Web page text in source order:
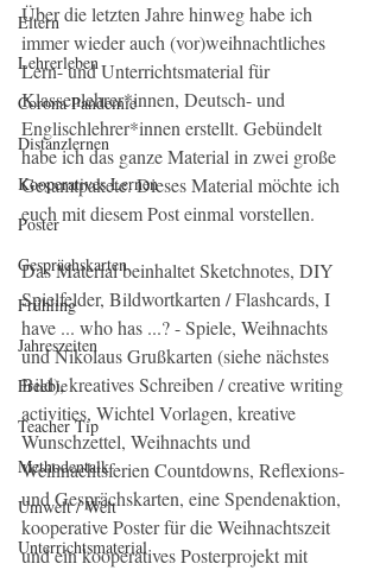
Eltern
Lehrerleben
Corona Pandemie
Distanzlernen
Kooperatives Lernen
Poster
Gesprächskarten
Frühling
Jahreszeiten
Freebie
Teacher Tip
Methodentalk
Umwelt / Welt
Unterrichtsmaterial
Über die letzten Jahre hinweg habe ich
immer wieder auch (vor)weihnachtliches
Lern- und Unterrichtsmaterial für
Klassenlehrer*innen, Deutsch- und
Englischlehrer*innen erstellt. Gebündelt
habe ich das ganze Material in zwei große
Gesamtpakete. Dieses Material möchte ich
euch mit diesem Post einmal vorstellen.
Das Material beinhaltet Sketchnotes, DIY
Spielfelder, Bildwortkarten / Flashcards, I
have ... who has ...? - Spiele, Weihnachts
und Nikolaus Grußkarten (siehe nächstes
Bild), kreatives Schreiben / creative writing
activities, Wichtel Vorlagen, kreative
Wunschzettel, Weihnachts und
Weihnachtsferien Countdowns, Reflexions-
und Gesprächskarten, eine Spendenaktion,
kooperative Poster für die Weihnachtszeit
und ein kooperatives Posterprojekt mit